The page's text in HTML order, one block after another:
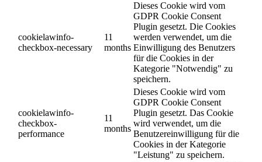
cookielawinfo-
checkbox-necessary
11
months
Dieses Cookie wird vom
GDPR Cookie Consent
Plugin gesetzt. Die Cookies
werden verwendet, um die
Einwilligung des Benutzers
für die Cookies in der
Kategorie "Notwendig" zu
speichern.
cookielawinfo-
checkbox-
performance
11
months
Dieses Cookie wird vom
GDPR Cookie Consent
Plugin gesetzt. Das Cookie
wird verwendet, um die
Benutzereinwilligung für die
Cookies in der Kategorie
"Leistung" zu speichern.